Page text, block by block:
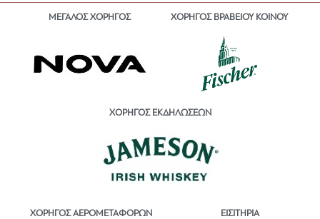
ΜΕΓΑΛΟΣ ΧΟΡΗΓΟΣ ΧΟΡΗΓΟΣ ΒΡΑΒΕΙΟΥ ΚΟΙΝΟΥ
ΧΟΡΗΓΟΣ ΕΚΔΗΛΩΣΕΩΝ
ΧΟΡΗΓΟΣ ΑΕΡΟΜΕΤΑΦΟΡΩΝ ΕΙΣΙΤΗΡΙΑ